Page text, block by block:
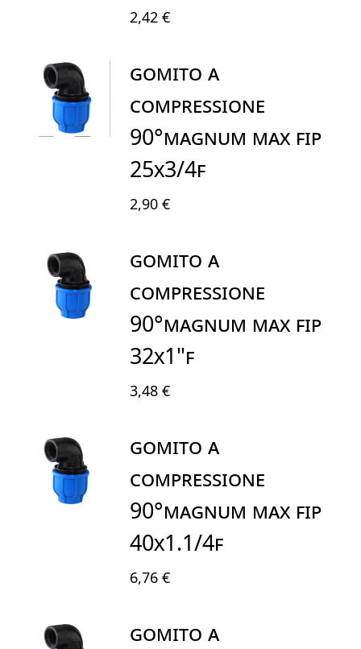
2,42 €
GOMITO A
COMPRESSIONE
90°MAGNUM MAX FIP
25X3/4F
2,90 €
GOMITO A
COMPRESSIONE
90°MAGNUM MAX FIP
32X1"F
3,48 €
GOMITO A
COMPRESSIONE
90°MAGNUM MAX FIP
40X1.1/4F
6,76 €
GOMITO A